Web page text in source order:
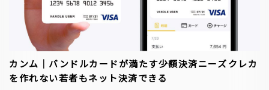
カンム｜バンドルカードが満たす少額決済ニーズ――クレカ
を作れない若者もネット決済できる